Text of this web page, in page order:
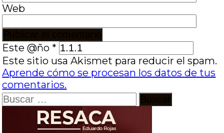
Web
Este @ño *
Este sitio usa Akismet para reducir el spam.
Aprende cómo se procesan los datos de tus
comentarios.
Buscar: